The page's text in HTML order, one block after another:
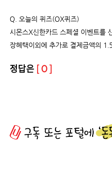
Q. 오늘의 퀴즈(OX퀴즈)
시몬스X신한카드 스페셜 이벤트를
장혜택이외에 추가로 결제금액의
정답은 [ O ]